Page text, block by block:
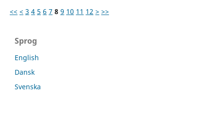
<< < 3 4 5 6 7 8 9 10 11 12 > >>
Sprog
English
Dansk
Svenska